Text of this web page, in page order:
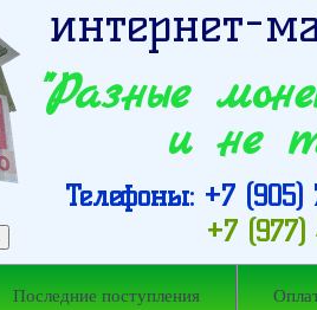
"Разные
интернет-
и не
Телефоны: +7 (905)
+7
Последние поступления